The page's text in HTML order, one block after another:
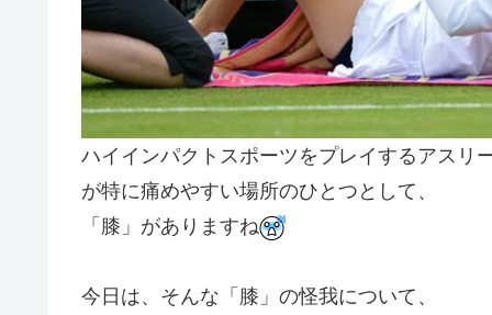
ハイインパクトスポーツをプレイするアスリ
が特に痛めやすい場所のひとつとして、
「膝」がありますね
今日は、そんな「膝」の怪我について、